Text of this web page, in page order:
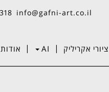
ציורי אקריליק |
AI
| אודות
info@gafni-art.co.il